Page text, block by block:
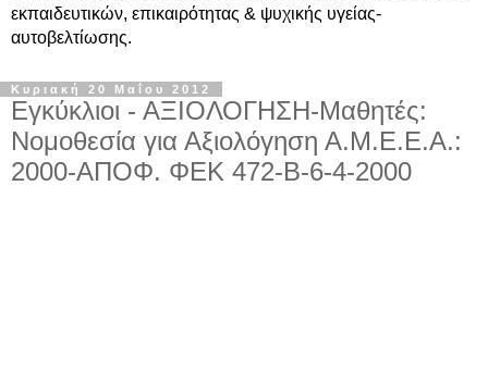
εκπαιδευτικών, επικαιρότητας & ψυχικής υγείας-
αυτοβελτίωσης.
Κυριακή 20 Μαΐου 2012
Εγκύκλιοι - ΑΞΙΟΛΟΓΗΣΗ-Μαθητές:
Νομοθεσία για Αξιολόγηση Α.Μ.Ε.Ε.Α.:
2000-AΠOΦ. ΦEK 472-B-6-4-2000